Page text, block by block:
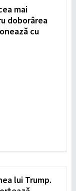
mai
doborârea
cu
lui Trump.